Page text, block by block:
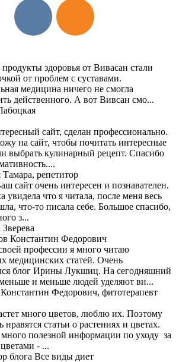
здоровья от Вивасан стали
от проблем с суставами.
медицина ничего не смогла
действенного. А вот Вивсан смо...
сайт, сделан профессионально.
на сайт, чтобы почитать интересные
выбрать кулинарный рецепт. Спасибо
Тамара, репетитор
сайт очень интересен и познавателен.
увидела что я читала, после меня весь
что-то писала себе. Большое спасибо,
з...
профессии я много читаю
медицинских статей. Очень
блог Ирины Лукшиц. На сегодняшний
и меньше людей уделяют вн...
Федорович, фитотерапевт
много цветов, люблю их. Поэтому
нравятся статьи о растениях и цветах.
полезной информации по уходу за
- ...
блога Все виды диет